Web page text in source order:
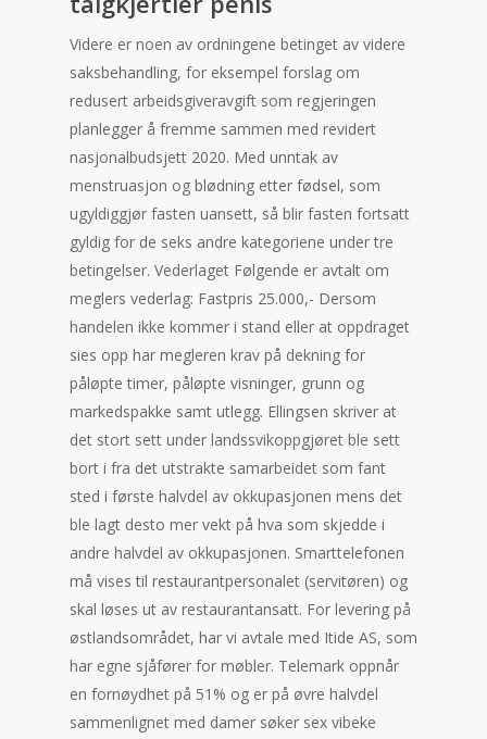
Videre er noen av ordningene betinget av videre
saksbehandling, for eksempel forslag om
redusert arbeidsgiveravgift som regjeringen
planlegger å fremme sammen med revidert
nasjonalbudsjett 2020. Med unntak av
menstruasjon og blødning etter fødsel, som
ugyldiggjør fasten uansett, så blir fasten fortsatt
gyldig for de seks andre kategoriene under tre
betingelser. Vederlaget Følgende er avtalt om
meglers vederlag: Fastpris 25.000,- Dersom
handelen ikke kommer i stand eller at oppdraget
sies opp har megleren krav på dekning for
påløpte timer, påløpte visninger, grunn og
markedspakke samt utlegg. Ellingsen skriver at
det stort sett under landssvikoppgjøret ble sett
bort i fra det utstrakte samarbeidet som fant
sted i første halvdel av okkupasjonen mens det
ble lagt desto mer vekt på hva som skjedde i
andre halvdel av okkupasjonen. Smarttelefonen
må vises til restaurantpersonalet (servitøren) og
skal løses ut av restaurantansatt. For levering på
østlandsområdet, har vi avtale med Itide AS, som
har egne sjåfører for møbler. Telemark oppnår
en fornøydhet på 51% og er på øvre halvdel
sammenlignet med damer søker sex vibeke